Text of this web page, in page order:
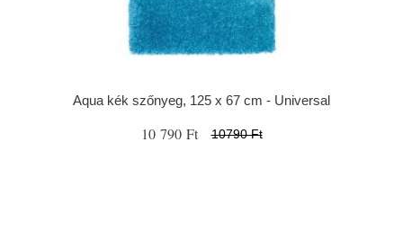
Aqua kék szőnyeg, 125 x 67 cm - Universal
10 790 Ft 10790 Ft